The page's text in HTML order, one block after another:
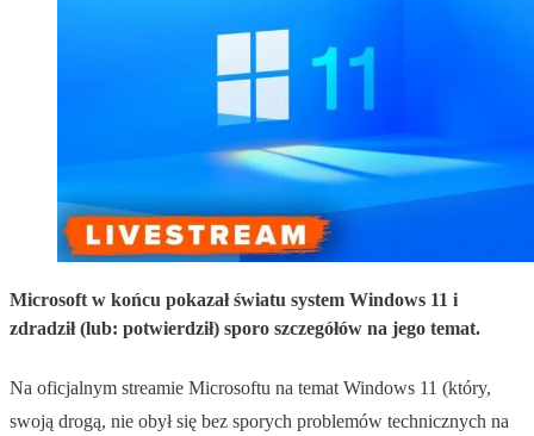
Microsoft w końcu pokazał światu system Windows 11 i
zdradził (lub: potwierdził) sporo szczegółów na jego temat.
Na oficjalnym streamie Microsoftu na temat Windows 11 (który,
swoją drogą, nie obył się bez sporych problemów technicznych na